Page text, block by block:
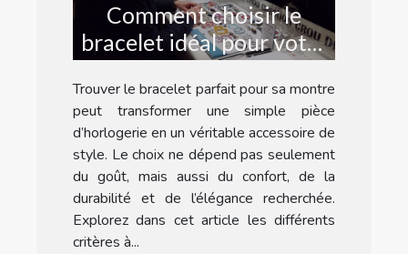
Comment choisir le
bracelet idéal pour votre
montre ?
Trouver le bracelet parfait pour sa montre
peut transformer une simple pièce
d’horlogerie en un véritable accessoire de
style. Le choix ne dépend pas seulement
du goût, mais aussi du confort, de la
durabilité et de l’élégance recherchée.
Explorez dans cet article les différents
critères à...